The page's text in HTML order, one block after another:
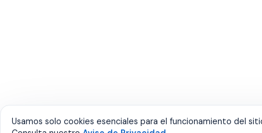
Usamos solo cookies esenciales para el funcionamiento del